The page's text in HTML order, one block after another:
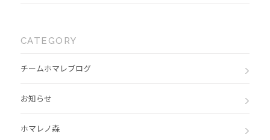
CATEGORY
チームホマレブログ
お知らせ
ホマレノ森